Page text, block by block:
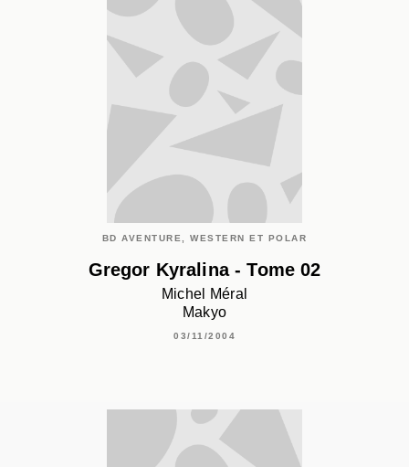
BD AVENTURE, WESTERN ET POLAR
Gregor Kyralina - Tome 02
Michel Méral
Makyo
03/11/2004